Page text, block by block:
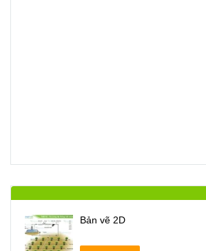
Bản vẽ 2D